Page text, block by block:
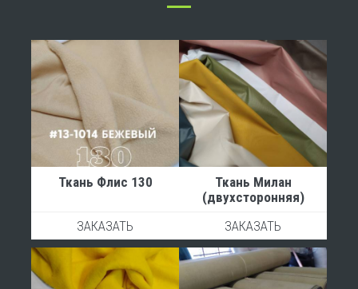
Шуруп-угол
Эспандер
Ткань Флис 130
ЗАКАЗАТЬ
Ткань Милан
(двухсторонняя)
ЗАКАЗАТЬ